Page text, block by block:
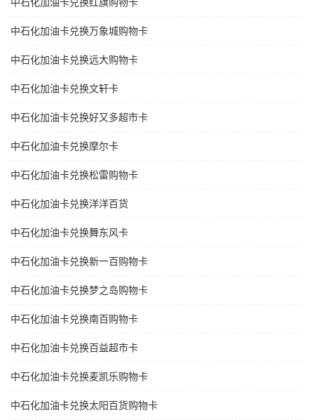
中石化加油卡兑换万象城购物卡
中石化加油卡兑换远大购物卡
中石化加油卡兑换文轩卡
中石化加油卡兑换好又多超市卡
中石化加油卡兑换摩尔卡
中石化加油卡兑换松雷购物卡
中石化加油卡兑换洋洋百货
中石化加油卡兑换舞东风卡
中石化加油卡兑换新一百购物卡
中石化加油卡兑换梦之岛购物卡
中石化加油卡兑换南百购物卡
中石化加油卡兑换百益超市卡
中石化加油卡兑换麦凯乐购物卡
中石化加油卡兑换太阳百货购物卡